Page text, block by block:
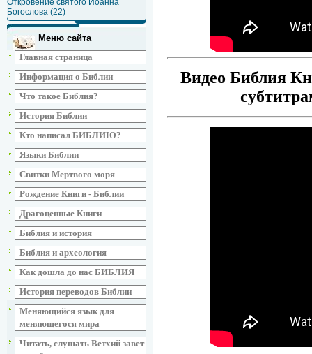
Откровение святого Иоанна
Богослова (22)
Меню сайта
Главная страница
Информация о Библии
Что такое Библия?
История Библии
Кто написал БИБЛИЮ?
Языки Библии
Свитки Мертвого моря
Рождение Книги - Библии
Драгоценные Книги
Библия и история
Библия и археология
Как дошла до нас БИБЛИЯ
История переводов Библии
Меняющийся язык для
меняющегося мира
Читать, слушать Ветхий завет
Видео Библия